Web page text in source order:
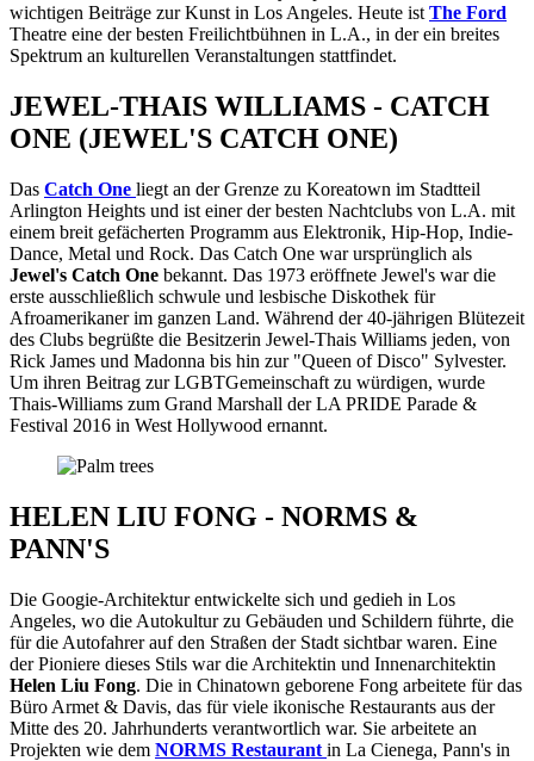
wichtigen Beiträge zur Kunst in Los Angeles. Heute ist The Ford
Theatre eine der besten Freilichtbühnen in L.A., in der ein breites
Spektrum an kulturellen Veranstaltungen stattfindet.
JEWEL-THAIS WILLIAMS - CATCH
ONE (JEWEL'S CATCH ONE)
Das Catch One liegt an der Grenze zu Koreatown im Stadtteil
Arlington Heights und ist einer der besten Nachtclubs von L.A. mit
einem breit gefächerten Programm aus Elektronik, Hip-Hop, Indie-
Dance, Metal und Rock. Das Catch One war ursprünglich als
Jewel's Catch One bekannt. Das 1973 eröffnete Jewel's war die
erste ausschließlich schwule und lesbische Diskothek für
Afroamerikaner im ganzen Land. Während der 40-jährigen Blütezeit
des Clubs begrüßte die Besitzerin Jewel-Thais Williams jeden, von
Rick James und Madonna bis hin zur "Queen of Disco" Sylvester.
Um ihren Beitrag zur LGBTGemeinschaft zu würdigen, wurde
Thais-Williams zum Grand Marshall der LA PRIDE Parade &
Festival 2016 in West Hollywood ernannt.
HELEN LIU FONG - NORMS &
PANN'S
Die Googie-Architektur entwickelte sich und gedieh in Los
Angeles, wo die Autokultur zu Gebäuden und Schildern führte, die
für die Autofahrer auf den Straßen der Stadt sichtbar waren. Eine
der Pioniere dieses Stils war die Architektin und Innenarchitektin
Helen Liu Fong. Die in Chinatown geborene Fong arbeitete für das
Büro Armet & Davis, das für viele ikonische Restaurants aus der
Mitte des 20. Jahrhunderts verantwortlich war. Sie arbeitete an
Projekten wie dem NORMS Restaurant in La Cienega, Pann's in